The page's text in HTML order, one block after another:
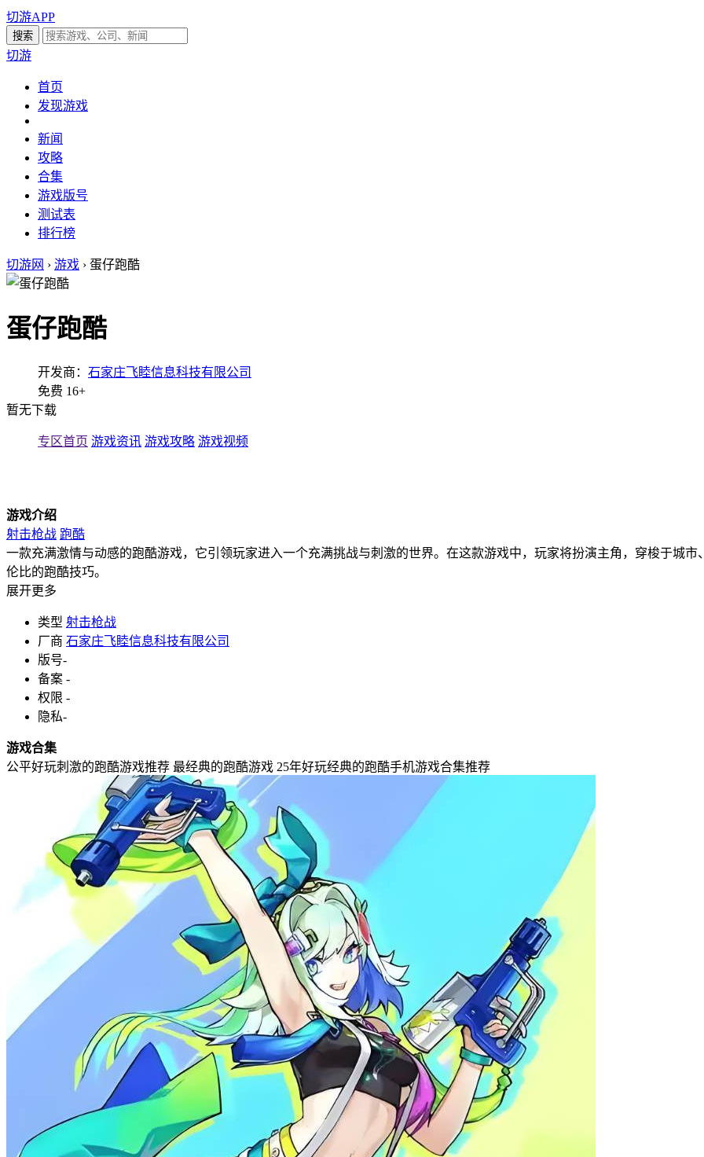
切游APP
切游
首页
发现游戏
新闻
攻略
合集
游戏版号
测试表
排行榜
切游网 › 游戏 › 蛋仔跑酷
蛋仔跑酷
开发商： 石家庄飞睦信息科技有限公司
免费 16+
暂无下载
专区首页 游戏资讯 游戏攻略 游戏视频
游戏介绍
射击枪战 跑酷
一款充满激情与动感的跑酷游戏，它引领玩家进入一个充满挑战与刺激的世界。在这款游戏中，玩家将扮演主角，穿梭于城
伦比的跑酷技巧。
展开更多
类型 射击枪战
厂商 石家庄飞睦信息科技有限公司
版号-
备案 -
权限 -
隐私-
游戏合集
公平好玩刺激的跑酷游戏推荐 最经典的跑酷游戏 25年好玩经典的跑酷手机游戏合集推荐